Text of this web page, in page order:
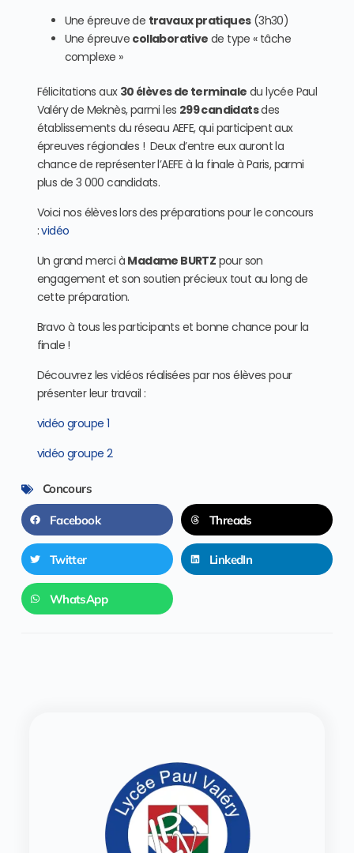
Une épreuve de travaux pratiques(3h30)
Une épreuve collaborative de type « tâche
complexe »
Félicitations aux 30 élèves de terminale du lycée Paul
Valéry de Meknès, parmi les 299 candidatsdes
établissements du réseau AEFE, qui participent aux
épreuves régionales ! Deux d’entre eux auront la
chance de représenter l’AEFE à la finale à Paris, parmi
plus de 3 000 candidats.
Voici nos élèves lors des préparations pour le concours
:vidéo
Un grand merci à Madame BURTZ pour son
engagement et son soutien précieux tout au long de
cette préparation.
Bravo à tous les participants et bonne chance pour la
finale !
Découvrez les vidéos réalisées par nos élèves pour
présenter leur travail :
vidéo groupe 1
vidéo groupe 2
Concours
Facebook Threads
Twitter LinkedIn
WhatsApp